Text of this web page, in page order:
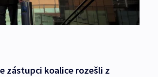
zástupci koalice rozešli z